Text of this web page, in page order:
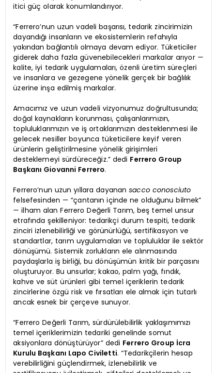
itici güç olarak konumlandırıyor.
“Ferrero’nun uzun vadeli başarısı, tedarik zincirimizin
dayandığı insanların ve ekosistemlerin refahıyla
yakından bağlantılı olmaya devam ediyor. Tüketiciler
giderek daha fazla güvenebilecekleri markalar arıyor —
kalite, iyi tedarik uygulamaları, özenli üretim süreçleri
ve insanlara ve gezegene yönelik gerçek bir bağlılık
üzerine inşa edilmiş markalar.
Amacımız ve uzun vadeli vizyonumuz doğrultusunda;
doğal kaynakların korunması, çalışanlarımızın,
topluluklarımızın ve iş ortaklarımızın desteklenmesi ile
gelecek nesiller boyunca tüketicilere keyif veren
ürünlerin geliştirilmesine yönelik girişimleri
desteklemeyi sürdüreceğiz.” dedi Ferrero Group
Başkanı Giovanni Ferrero.
Ferrero’nun uzun yıllara dayanansacco conosciuto
felsefesinden — “çantanın içinde ne olduğunu bilmek”
— ilham alan Ferrero Değerli Tarım, beş temel unsur
etrafında şekilleniyor: tedarikçi durum tespiti, tedarik
zinciri izlenebilirliği ve görünürlüğü, sertifikasyon ve
standartlar, tarım uygulamaları ve topluluklar ile sektör
dönüşümü. Sistemik zorlukların ele alınmasında
paydaşlarla iş birliği, bu dönüşümün kritik bir parçasını
oluşturuyor. Bu unsurlar; kakao, palm yağı, fındık,
kahve ve süt ürünleri gibi temel içeriklerin tedarik
zincirlerine özgü risk ve fırsatları ele almak için tutarlı
ancak esnek bir çerçeve sunuyor.
“Ferrero Değerli Tarım, sürdürülebilirlik yaklaşımımızı
temel içeriklerimizin tedariki genelinde somut
aksiyonlara dönüştürüyor” dedi Ferrero Group İcra
Kurulu Başkanı Lapo Civiletti. “Tedarikçilerin hesap
verebilirliğini güçlendirmek, izlenebilirlik ve